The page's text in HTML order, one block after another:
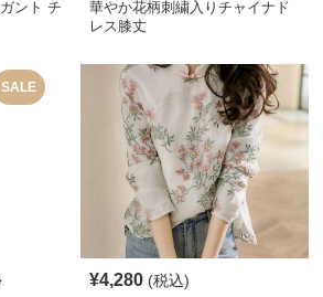
ント チ
華やか花柄刺繍入りチャイナド
レス膝丈
SALE
¥4,280 (税込)